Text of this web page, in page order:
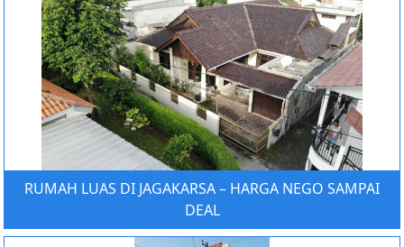
RUMAH LUAS DI JAGAKARSA – HARGA NEGO SAMPAI
DEAL